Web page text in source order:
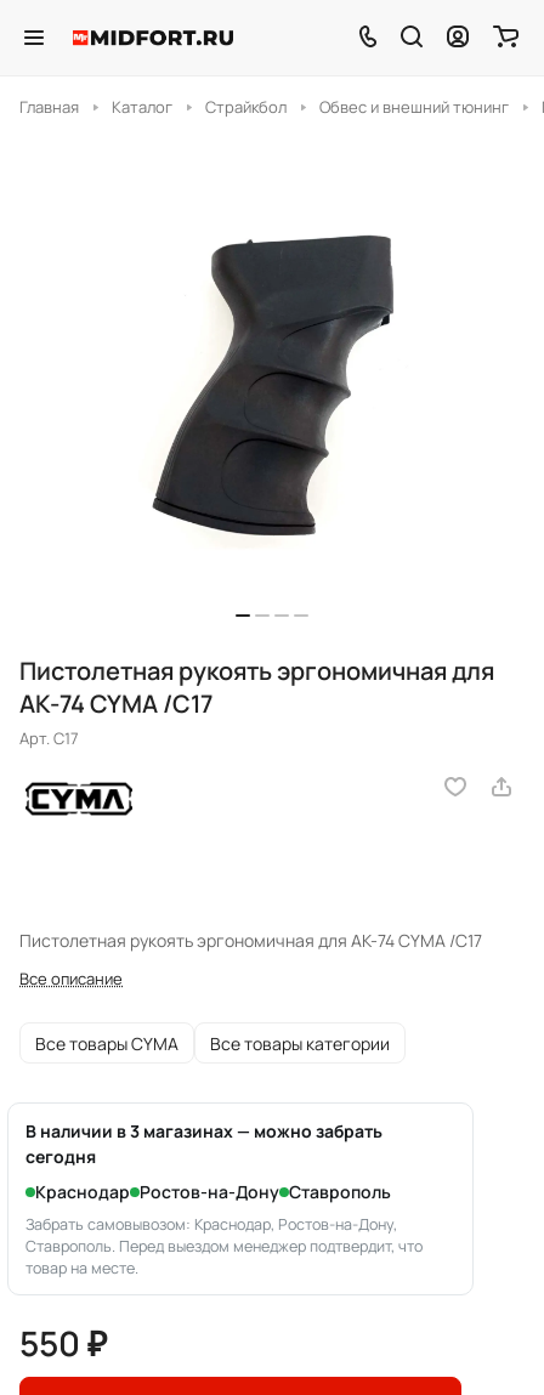
Главная Каталог Страйкбол Обвес и внешний тюнинг
Пистолетная рукоять эргономичная для
АК-74 CYMA /С17
Арт.C17
Пистолетная рукоять эргономичная для АК-74 CYMA /С17
Все описание
Все товары CYMA Все товары категории
В наличии в 3 магазинах — можно забрать
сегодня
Краснодар Ростов-на-Дону Ставрополь
Забрать самовывозом: Краснодар, Ростов-на-Дону,
Ставрополь. Перед выездом менеджер подтвердит, что
товар на месте.
550 ₽